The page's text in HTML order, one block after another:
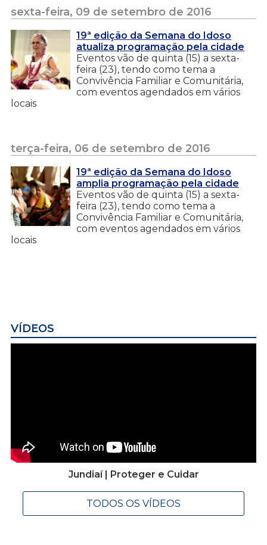
sexta-feira, 09 de setembro de 2016
19ª edição da Semana do Idoso
atualiza programação pela cidade
Eventos vão de quinta (15) a sexta-
feira (23), tendo como tema a
Convivência Familiar e Comunitária,
com eventos agendados em vários
locais
terça-feira, 06 de setembro de 2016
19ª edição da Semana do Idoso
amplia programação pela cidade
Eventos vão de quinta (15) a sexta-
feira (23), tendo como tema a
Convivência Familiar e Comunitária,
com eventos agendados em vários
locais
VÍDEOS
Jundiaí | Proteger e Cuidar
TODOS OS VÍDEOS